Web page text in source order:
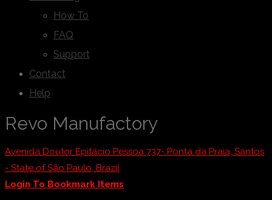
How To
FAQ
Support
Contact
Help
Revo Manufactory
Avenida Doutor Epitácio Pessoa 737- Ponta da Praia, Santos
- State of São Paulo, Brazil
Login To Bookmark Items